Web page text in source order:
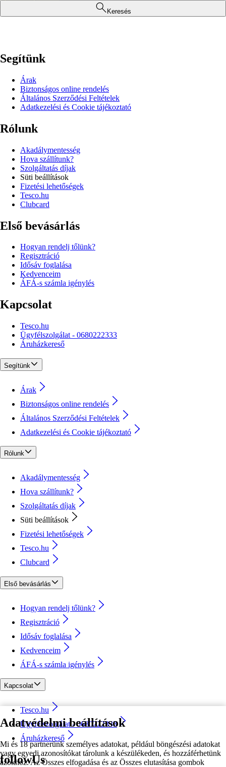
Adatvédelmi beállítások
Mi és 18 partnerünk személyes adatokat, például böngészési adatokat
vagy egyedi azonosítókat tárolunk a készülékeden, és hozzáférhetünk
azokhoz. Az Összes elfogadása és az Összes elutasítása gombok
Keresés
Segítünk
Árak
Biztonságos online rendelés
Általános Szerződési Feltételek
Adatkezelési és Cookie tájékoztató
Rólunk
Akadálymentesség
Hova szállítunk?
Szolgáltatás díjak
Süti beállítások
Fizetési lehetőségek
Tesco.hu
Clubcard
Első bevásárlás
Hogyan rendelj tőlünk?
Regisztráció
Idősáv foglalása
Kedvenceim
ÁFÁ-s számla igénylés
Kapcsolat
Tesco.hu
Ügyfélszolgálat - 0680222333
Áruházkereső
Segítünk
Árak
Biztonságos online rendelés
Általános Szerződési Feltételek
Adatkezelési és Cookie tájékoztató
Rólunk
Akadálymentesség
Hova szállítunk?
Szolgáltatás díjak
Süti beállítások
Fizetési lehetőségek
Tesco.hu
Clubcard
Első bevásárlás
Hogyan rendelj tőlünk?
Regisztráció
Idősáv foglalása
Kedvenceim
ÁFÁ-s számla igénylés
Kapcsolat
Tesco.hu
Ügyfélszolgálat - 0680222333
Áruházkereső
followUs